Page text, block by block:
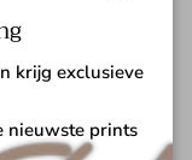
krijg exclusieve
nieuwste prints